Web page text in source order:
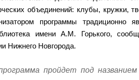
объединений: клубы, кружки,
программы традиционно
имени А.М. Горького,
Нижнего Новгорода.
пройдет под